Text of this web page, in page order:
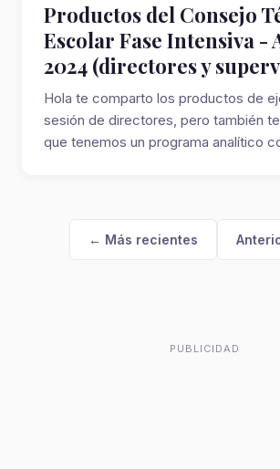
Productos del Consejo
Escolar Fase Intensiva -
2024 (directores y
Hola te comparto los productos de
sesión de directores, pero también
que tenemos un programa analítico
← Más recientes
PUBLICIDAD